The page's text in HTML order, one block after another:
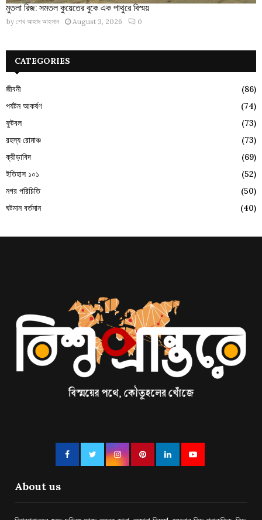
মুতলা রিজ: সমতল কুয়েতের বুকে এক পাথুরে বিস্ময়
by শেখ আহাদ আহসান August 3, 2026 0
CATEGORIES
জীবনী
(86)
পর্যটন আকর্ষণ
(74)
ফুটবল
(73)
রহস্য রোমাঞ্চ
(73)
ক্রীড়াবিদ
(69)
ইতিহাস ১০১
(52)
নগর পরিচিতি
(50)
ঘটমান বর্তমান
(40)
About us